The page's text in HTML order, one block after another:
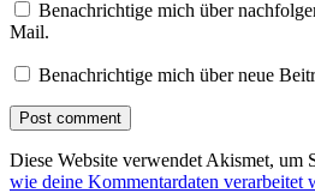
Benachrichtige mich über
Mail.
Benachrichtige mich über neue
Diese Website verwendet Akismet, um
wie deine Kommentardaten verarbeitet